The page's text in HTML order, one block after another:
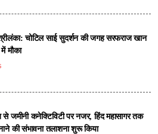
चोटिल साई सुदर्शन की जगह सरफराज खान
मौका
जमीनी कनेक्टिविटी पर नजर, हिंद महासागर तक
की संभावना तलाशना शुरू किया